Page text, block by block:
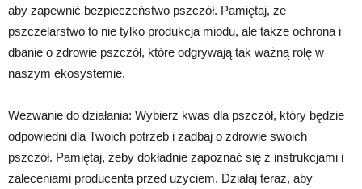
aby zapewnić bezpieczeństwo pszczół. Pamiętaj, że
pszczelarstwo to nie tylko produkcja miodu, ale także ochrona i
dbanie o zdrowie pszczół, które odgrywają tak ważną rolę w
naszym ekosystemie.
Wezwanie do działania: Wybierz kwas dla pszczół, który będzie
odpowiedni dla Twoich potrzeb i zadbaj o zdrowie swoich
pszczół. Pamiętaj, żeby dokładnie zapoznać się z instrukcjami i
zaleceniami producenta przed użyciem. Działaj teraz, aby